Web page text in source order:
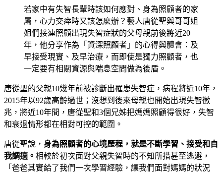
若家中有失智長輩時該如何應對、身為照顧者的家
屬，心力交瘁時又該怎麼辦？藝人唐從聖與哥哥姐
姐們接連照顧出現失智症狀的父母親前後將近20
年，他分享作為「資深照顧者」的心得與體會：及
早接受現實、及早治療，而即使是獨力照顧者，也
一定要有相關資源與喘息空間做為後盾。
唐從聖的父親10幾年前被診斷出罹患失智症，病程將近10年，
2015年以92歲高齡過世；沒想到後來母親也開始出現失智徵
兆，將近10年間，唐從聖和3個兄姊把媽媽照顧得很好，失智
和衰退情形都在相對可控的範圍。
唐從聖說， 身為照顧者的心境歷程，就是不斷學習、接受和自
我調適。 相較於初次面對父親失智時的不知所措甚至逃避，
「爸爸其實給了我們一次學習經驗，讓我們面對媽媽的狀況